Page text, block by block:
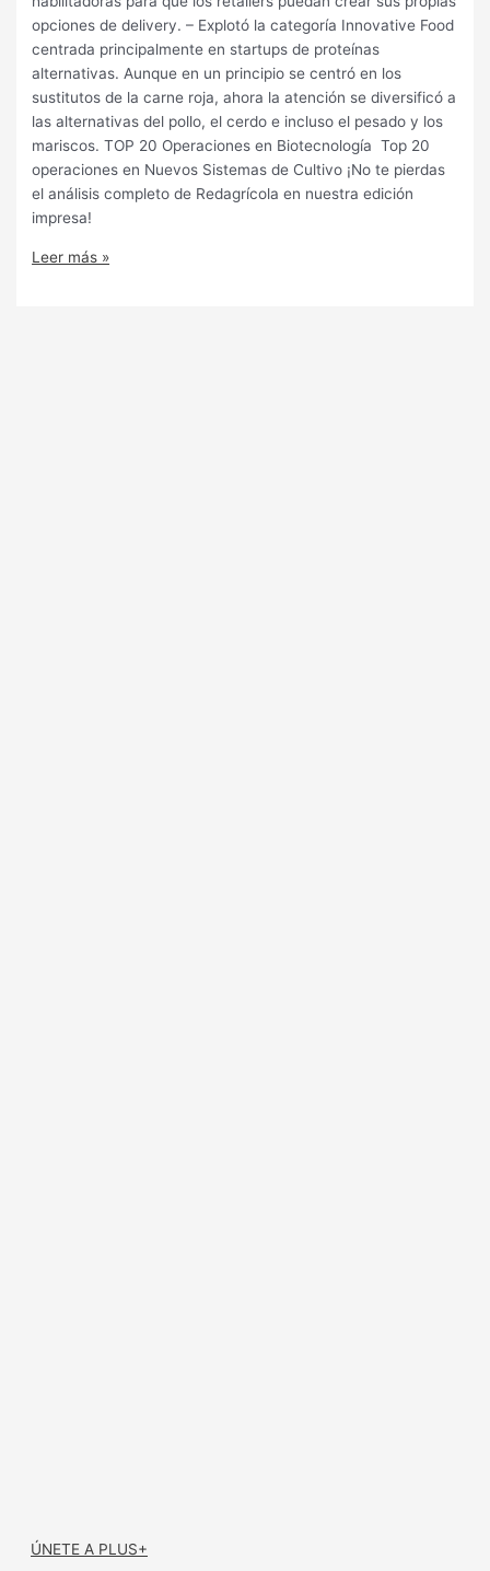
opciones de delivery. – Explotó la categoría Innovative Food
centrada principalmente en startups de proteínas
alternativas. Aunque en un principio se centró en los
sustitutos de la carne roja, ahora la atención se diversificó a
las alternativas del pollo, el cerdo e incluso el pesado y los
mariscos. TOP 20 Operaciones en Biotecnología Top 20
operaciones en Nuevos Sistemas de Cultivo ¡No te pierdas
el análisis completo de Redagrícola en nuestra edición
impresa!
Leer más »
ÚNETE A PLUS+